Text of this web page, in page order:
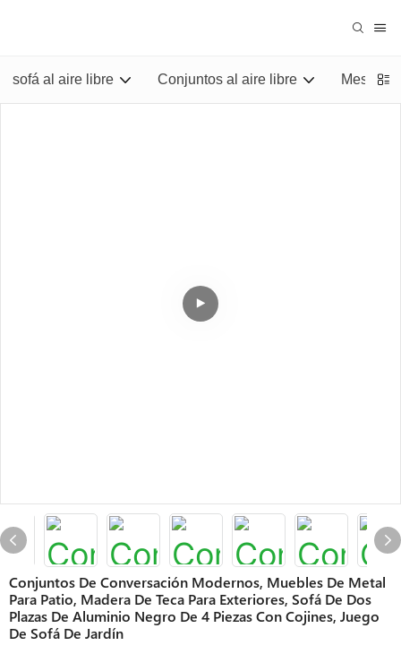
sofá al aire libre Conjuntos al aire libre Mesas
Conjuntos De Conversación Modernos, Muebles De Metal
Para Patio, Madera De Teca Para Exteriores, Sofá De Dos
Plazas De Aluminio Negro De 4 Piezas Con Cojines, Juego
De Sofá De Jardín